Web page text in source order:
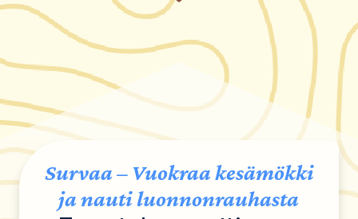
Survaa – Vuokraa kesämökki
ja nauti luonnonrauhasta